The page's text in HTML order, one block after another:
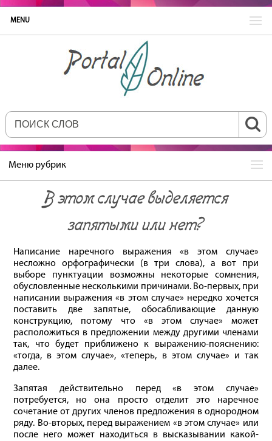
MENU
Меню рубрик
В этом случае выделяется
запятыми или нет?
Написание наречного выражения «в этом случае»
несложно орфографически (в три слова), а вот при
выборе пунктуации возможны некоторые сомнения,
обусловленные несколькими причинами. Во-первых, при
написании выражения «в этом случае» нередко хочется
поставить две запятые, обосабливающие данную
конструкцию, потому что «в этом случае» может
расположиться в предложении между другими членами
так, что будет приближено к выражению-пояснению:
«тогда, в этом случае», «теперь, в этом случае» и так
далее.
Запятая действительно перед «в этом случае»
потребуется, но она просто отделит это наречное
сочетание от других членов предложения в однородном
ряду. Во-вторых, перед выражением «в этом случае» или
после него может находиться в высказывании какой-